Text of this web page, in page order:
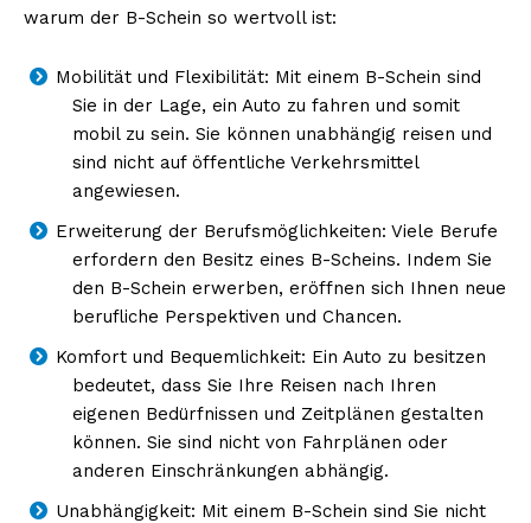
NEWSLETTER ABONNIEREN
Inhalte
warum der B-Schein so wertvoll ist:
Mobilität und Flexibilität: Mit einem B-Schein sind
Sie in der Lage, ein Auto zu fahren und somit
mobil zu sein. Sie können unabhängig reisen und
sind nicht auf öffentliche Verkehrsmittel
angewiesen.
Erweiterung der Berufsmöglichkeiten: Viele Berufe
erfordern den Besitz eines B-Scheins. Indem Sie
den B-Schein erwerben, eröffnen sich Ihnen neue
berufliche Perspektiven und Chancen.
Komfort und Bequemlichkeit: Ein Auto zu besitzen
bedeutet, dass Sie Ihre Reisen nach Ihren
eigenen Bedürfnissen und Zeitplänen gestalten
können. Sie sind nicht von Fahrplänen oder
anderen Einschränkungen abhängig.
Unabhängigkeit: Mit einem B-Schein sind Sie nicht